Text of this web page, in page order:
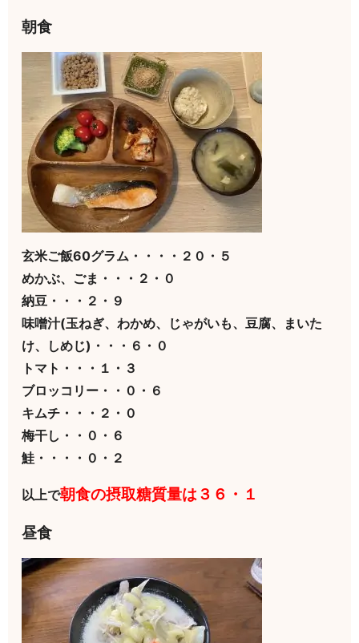
朝食
玄米ご飯60グラム・・・・２０・５
めかぶ、ごま・・・２・０
納豆・・・２・９
味噌汁(玉ねぎ、わかめ、じゃがいも、豆腐、まいた
け、しめじ)・・・６・０
トマト・・・１・３
ブロッコリー・・０・６
キムチ・・・２・０
梅干し・・０・６
鮭・・・・０・２
以上で朝食の摂取糖質量は３６・１
昼食